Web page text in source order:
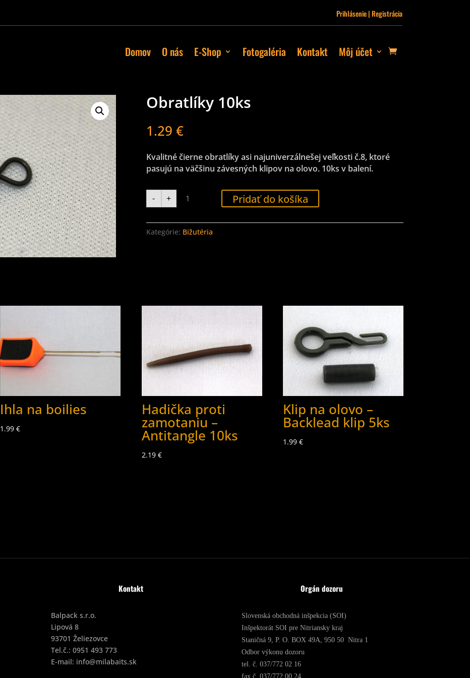
Prihlásenie | Registrácia
Domov O nás E-Shop Fotogaléria Kontakt Môj účet
Obratlíky 10ks
1.29 €
Kvalitné čierne obratlíky asi najuniverzálnešej veľkosti č.8, ktoré
pasujú na väčšinu závesných klipov na olovo. 10ks v balení.
-
množstvo
Obratlíky
10ks
+ Pridať do košíka
Kategórie: Bižutéria
Ihla na boilies
1.99€
Hadička proti
zamotaniu –
Antitangle 10ks
2.19 €
Klip na olovo –
Backlead klip 5ks
1.99 €
Kontakt
Balpack s.r.o.
Lipová 8
93701 Želiezovce
Tel.č.: 0951 493 773
E-mail: info@milabaits.sk
Orgán dozoru
Slovenská obchodná inšpekcia (SOI)
Inšpektorát SOI pre Nitriansky kraj
Staničná 9, P. O. BOX 49A, 950 50 Nitra 1
Odbor výkonu dozoru
tel. č. 037/772 02 16
fax č. 037/772 00 24